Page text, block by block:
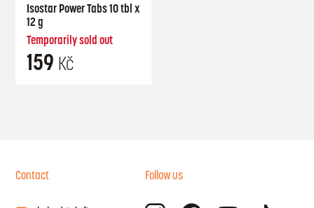
Isostar Power Tabs 10 tbl x
12 g
Temporarily sold out
159 Kč
Contact Follow us